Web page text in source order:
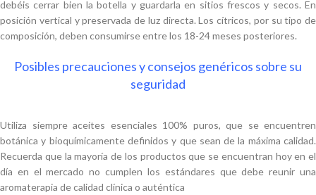
debéis cerrar bien la botella y guardarla en sitios frescos y secos. En
posición vertical y preservada de luz directa. Los cítricos, por su tipo de
composición, deben consumirse entre los 18-24 meses posteriores.
Posibles precauciones y consejos genéricos sobre su
seguridad
Utiliza siempre aceites esenciales 100% puros, que se encuentren
botánica y bioquímicamente definidos y que sean de la máxima calidad.
Recuerda que la mayoría de los productos que se encuentran hoy en el
día en el mercado no cumplen los estándares que debe reunir una
aromaterapia de calidad clínica o auténtica